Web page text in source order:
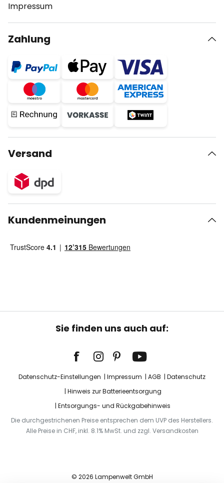
Impressum
Zahlung
Versand
Kundenmeinungen
Sie finden uns auch auf:
Datenschutz-Einstellungen Impressum AGB
Datenschutz
Hinweis zur Batterieentsorgung
Entsorgungs- und Rückgabehinweis
Die durchgestrichenen Preise entsprechen dem UVP des Herstellers.
Alle Preise in CHF, inkl. 8.1% MwSt. und zzgl. Versandkosten
© 2026 Lampenwelt GmbH